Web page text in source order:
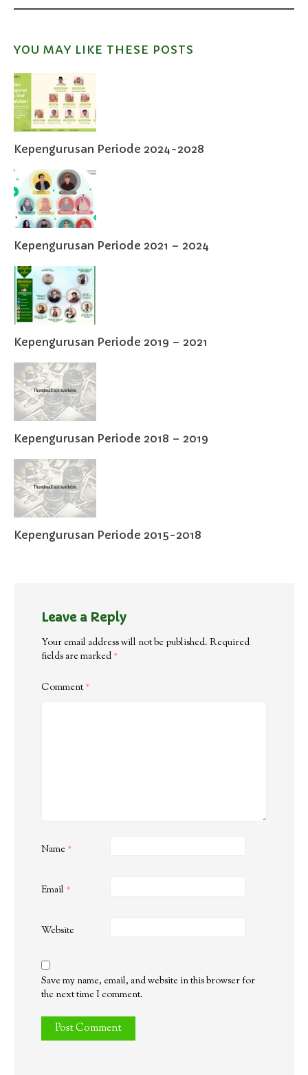
YOU MAY LIKE THESE POSTS
Kepengurusan Periode 2024-2028
Kepengurusan Periode 2021 – 2024
Kepengurusan Periode 2019 – 2021
Kepengurusan Periode 2018 – 2019
Kepengurusan Periode 2015-2018
Leave a Reply
Your email address will not be published. Required
fields are marked *
Comment*
Name *
Email *
Website
Save my name, email, and website in this browser for
the next time I comment.